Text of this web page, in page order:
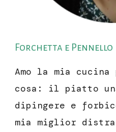
Forchetta e Pennello
Amo la mia
cosa: il piatto
dipingere e
mia miglior